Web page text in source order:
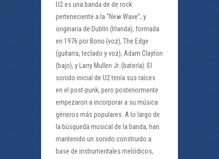
U2 es una banda de de rock
perteneciente a la “New Wave”, y
originaria de Dublín (Irlanda), formada
en 1976 por Bono (voz), The Edge
(guitarra, teclado y voz), Adam Clayton
(bajo), y Larry Mullen Jr. (batería). El
sonido inicial de U2 tenía sus raíces
en el post-punk, pero posteriormente
empezaron a incorporar a su música
géneros más populares. A lo largo de
la búsqueda musical de la banda, han
mantenido un sonido construido a
base de instrumentales melódicos,